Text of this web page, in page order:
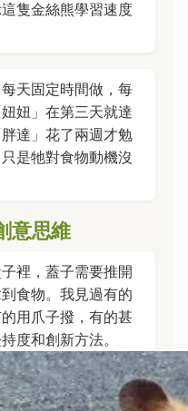
隻金絲熊學習速度
天固定時間做，每
妞」在第三天就達
達」花了兩週才勉
是牠對食物動機沒
意思維
裡，蓋子需要推開
食物。我見過有的
用爪子撥，有的甚
度和創新方法。